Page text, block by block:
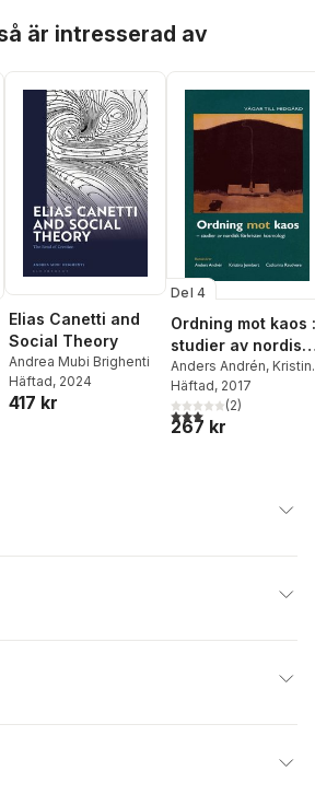
är intresserad av
Elias Canetti and
Social Theory
Andrea Mubi Brighenti
Häftad, 2024
417 kr
Del 4
Ordning mot kaos :
studier av nordisk
förkristen
kosmologi
Anders Andrén,
Jennbert,Catharina
Raudvere
Häftad, 2017
3,0utav 5 stjärnor.
(2)
267 kr